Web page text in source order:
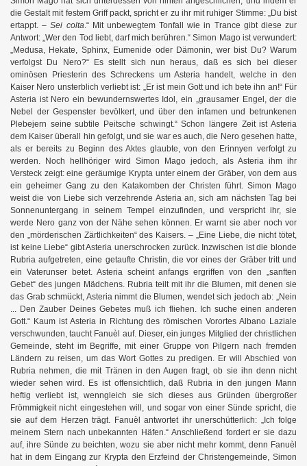
die Gestalt mit festem Griff packt, spricht er zu ihr mit ruhiger Stimme: „Du bist
ertappt. –Sei colta.“ Mit unbewegtem Tonfall wie in Trance gibt diese zur
Antwort: „Wer den Tod liebt, darf mich berühren.“ Simon Mago ist verwundert:
„Medusa, Hekate, Sphinx, Eumenide oder Dämonin, wer bist Du? Warum
verfolgst Du Nero?“ Es stellt sich nun heraus, daß es sich bei dieser
ominösen Priesterin des Schreckens um Asteria handelt, welche in den
Kaiser Nero unsterblich verliebt ist: „Er ist mein Gott und ich bete ihn an!“ Für
Asteria ist Nero ein bewundernswertes Idol, ein „grausamer Engel, der die
Nebel der Gespenster bevölkert, und über den infamen und betrunkenen
Plebejern seine subtile Peitsche schwingt.“ Schon längere Zeit ist Asteria
dem Kaiser überall hin gefolgt, und sie war es auch, die Nero gesehen hatte,
als er bereits zu Beginn des Aktes glaubte, von den Erinnyen verfolgt zu
werden. Noch hellhöriger wird Simon Mago jedoch, als Asteria ihm ihr
Versteck zeigt: eine geräumige Krypta unter einem der Gräber, von dem aus
ein geheimer Gang zu den Katakomben der Christen führt. Simon Mago
weist die von Liebe sich verzehrende Asteria an, sich am nächsten Tag bei
Sonnenuntergang in seinem Tempel einzufinden, und verspricht ihr, sie
werde Nero ganz von der Nähe sehen können. Er warnt sie aber noch vor
den „mörderischen Zärtlichkeiten“ des Kaisers. – „Eine Liebe, die nicht tötet,
ist keine Liebe“ gibt Asteria unerschrocken zurück. Inzwischen ist die blonde
Rubria aufgetreten, eine getaufte Christin, die vor eines der Gräber tritt und
ein Vaterunser betet. Asteria scheint anfangs ergriffen von den „sanften
Gebet“ des jungen Mädchens. Rubria teilt mit ihr die Blumen, mit denen sie
das Grab schmückt, Asteria nimmt die Blumen, wendet sich jedoch ab: „Nein
... Den Zauber Deines Gebetes muß ich fliehen. Ich suche einen anderen
Gott.“ Kaum ist Asteria in Richtung des römischen Vorortes Albano Laziale
verschwunden, taucht Fanuèl auf. Dieser, ein junges Mitglied der christlichen
Gemeinde, steht im Begriffe, mit einer Gruppe von Pilgern nach fremden
Ländern zu reisen, um das Wort Gottes zu predigen. Er will Abschied von
Rubria nehmen, die mit Tränen in den Augen fragt, ob sie ihn denn nicht
wieder sehen wird. Es ist offensichtlich, daß Rubria in den jungen Mann
heftig verliebt ist, wenngleich sie sich dieses aus Gründen übergroßer
Frömmigkeit nicht eingestehen will, und sogar von einer Sünde spricht, die
sie auf dem Herzen trägt. Fanuèl antwortet ihr unerschütterlich: „Ich folge
meinem Stern nach unbekannten Häfen.“ Anschließend fordert er sie dazu
auf, ihre Sünde zu beichten, wozu sie aber nicht mehr kommt, denn Fanuèl
hat in dem Eingang zur Krypta den Erzfeind der Christengemeinde, Simon